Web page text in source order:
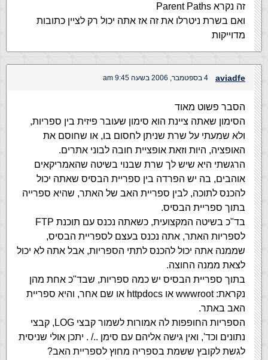
זה נקרא Parent Paths
ואם בשרת ניטרלו את זה אז אתה יכול רק לציין כתובות
מדוייקות
aviadfe 4 בספטמבר, 2006 בשעה 9:45 am
הסבר פשוט מאוד
הסימון שאתה ציינת הוא סימון שעובר פיזית בין ספריות,
ולא שמעתי על שרת שניתן לחסום בו, או שחוסם את
האופציה, היות וזאת אופציית חובה לבוני אתרים.
הרגשתי היא שיש לך שרת שבנוי בשיטה שהאמריקאים
אוהבים, בה יש הפרדה בין ספריית הבסיס שאתה יכול
להכנס לתוכה, לבין ספריית האב של האתר, שהיא ספרייה
בתוך ספריית הבסיס.
בד"כ בשיטה המקצועית, כשאתה נכנס עם תוכנת FTP
לספריות האתר, אתה נכנס בעצם לספריית הבסיס,
שממנה אתה יכול להכנס לתתי הספריות, אבל אתה לא יכול
לצאת ממנה החוצה.
בתוך ספריית הבסיס יש כמה ספריות, שבד"כ אחת מהן
נקראת: wwwroot או httpdocs או שם אחר, והיא ספריית
האב באתר.
הספריות החופפות לה אמורות לשמור קבצי LOG, קבצי
נתונים וכד', ואין גישה אליהם עם סימן ../ . יתכן אולי שניסית
לגשת לקובץ ששמת בספריה מחוץ לספריית האב?